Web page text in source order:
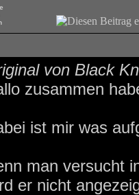
von Black
zusammen
ist mir was
man versucht
er nicht